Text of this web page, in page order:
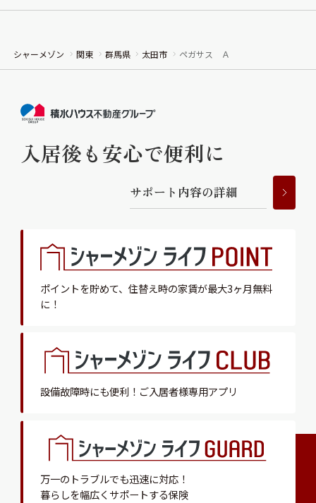
シャーメゾン 関東 群馬県 太田市 ペガサス Ａ
入居後も安心で便利に
サポー ト 内容の詳細
ポイントを貯めて、 住替え時の家賃が最大3ヶ月無料
に！
設備故障時にも便利！ ご入居者様専用アプリ
万一のトラブルでも迅速に対応！
暮らしを幅広くサポートする保険